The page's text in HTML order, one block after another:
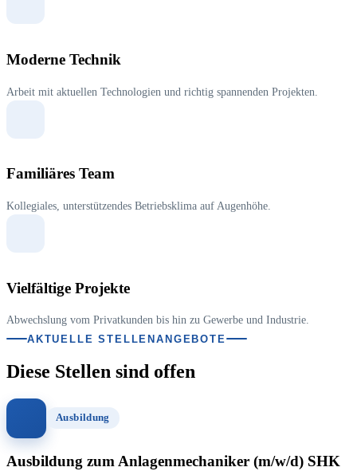
Moderne Technik
Arbeit mit aktuellen Technologien und richtig spannenden Projekten.
Familiäres Team
Kollegiales, unterstützendes Betriebsklima auf Augenhöhe.
Vielfältige Projekte
Abwechslung vom Privatkunden bis hin zu Gewerbe und Industrie.
AKTUELLE STELLENANGEBOTE
Diese Stellen sind offen
Ausbildung
Ausbildung zum Anlagenmechaniker (m/w/d) SHK